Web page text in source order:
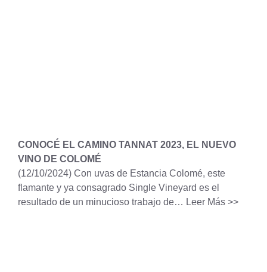
CONOCÉ EL CAMINO TANNAT 2023, EL NUEVO
VINO DE COLOMÉ
(12/10/2024) Con uvas de Estancia Colomé, este
flamante y ya consagrado Single Vineyard es el
resultado de un minucioso trabajo de… Leer Más >>